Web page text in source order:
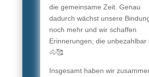
die gemeinsame Zeit. Genau
dadurch wächst unsere
noch mehr und wir schaffen
Erinnerungen, die unbezahlbar
🐴🥰
Insgesamt haben wir